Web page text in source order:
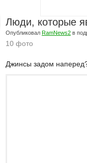
Люди, которые
Опубликовал RamNews2 в
10 фото
Джинсы задом